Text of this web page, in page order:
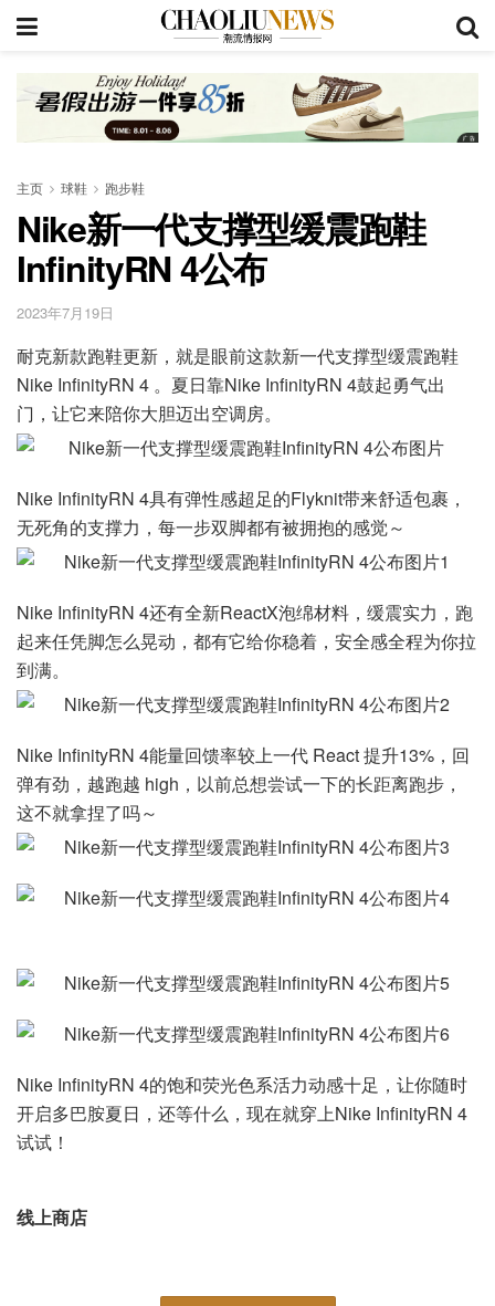
主页 球鞋 跑步鞋
Nike新一代支撑型缓震跑鞋
InfinityRN 4公布
2023年7月19日
耐克新款跑鞋更新，就是眼前这款新一代支撑型缓震跑鞋
Nike InfinityRN 4 。夏日靠Nike InfinityRN 4鼓起勇气出
门，让它来陪你大胆迈出空调房。
Nike InfinityRN 4具有弹性感超足的Flyknit带来舒适包裹，
无死角的支撑力，每一步双脚都有被拥抱的感觉～
Nike InfinityRN 4还有全新ReactX泡绵材料，缓震实力，跑
起来任凭脚怎么晃动，都有它给你稳着，安全感全程为你拉
到满。
Nike InfinityRN 4能量回馈率较上一代 React 提升13%，回
弹有劲，越跑越 high，以前总想尝试一下的长距离跑步，
这不就拿捏了吗～
Nike InfinityRN 4的饱和荧光色系活力动感十足，让你随时
开启多巴胺夏日，还等什么，现在就穿上Nike InfinityRN 4
试试！
线上商店